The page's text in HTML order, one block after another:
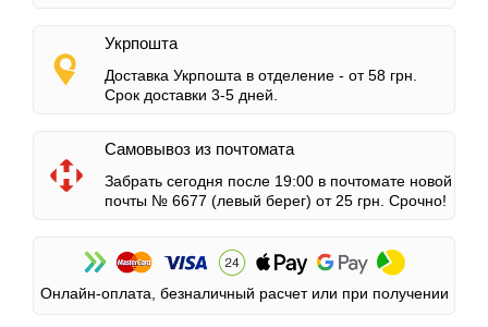
Укрпошта
Доставка Укрпошта в отделение - от 58 грн.
Срок доставки 3-5 дней.
Самовывоз из почтомата
Забрать сегодня после 19:00 в почтомате новой
почты № 6677 (левый берег) от 25 грн. Срочно!
Онлайн-оплата, безналичный расчет или при получении